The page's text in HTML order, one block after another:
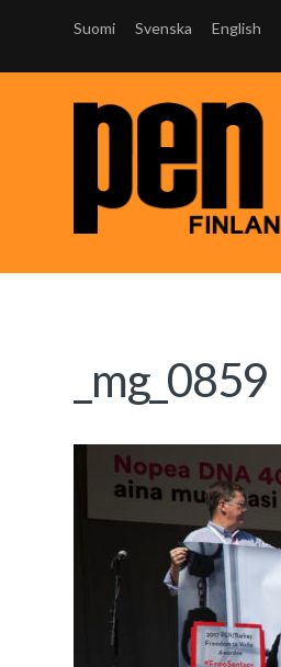
Suomi Svenska English
_mg_0859